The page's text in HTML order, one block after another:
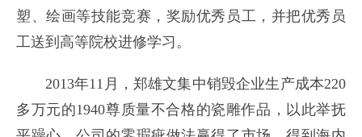
塑、绘画等技能竞赛，奖励优秀员工，并把优秀员
工送到高等院校进修学习。
2013年11月，郑雄文集中销毁企业生产成本220
多万元的1940尊质量不合格的瓷雕作品，以此举抚